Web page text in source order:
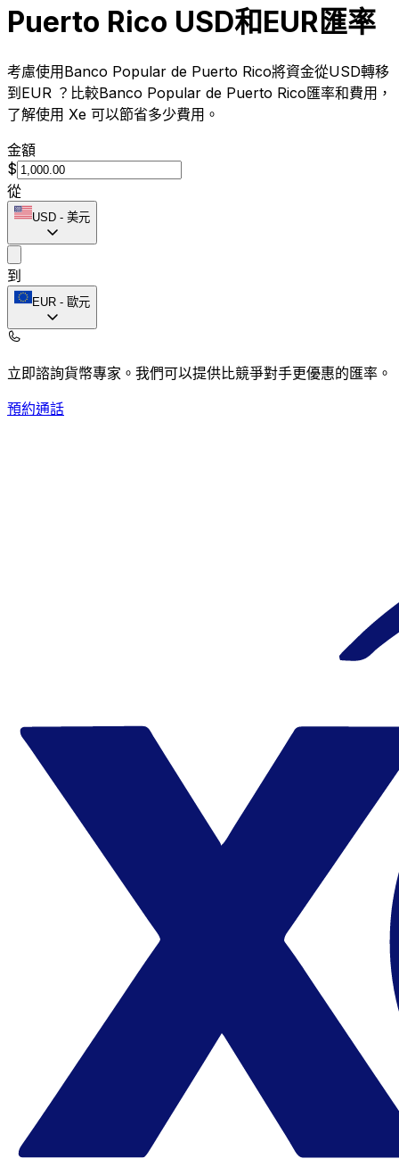
Puerto Rico USD和EUR匯率
考慮使用Banco Popular de Puerto Rico將資金從USD轉移
到EUR ？比較Banco Popular de Puerto Rico匯率和費用，
了解使用 Xe 可以節省多少費用。
金額
$
從
USD - 美元
到
EUR - 歐元
立即諮詢貨幣專家。 我們可以提供比競爭對手更優惠的匯率。
預約通話